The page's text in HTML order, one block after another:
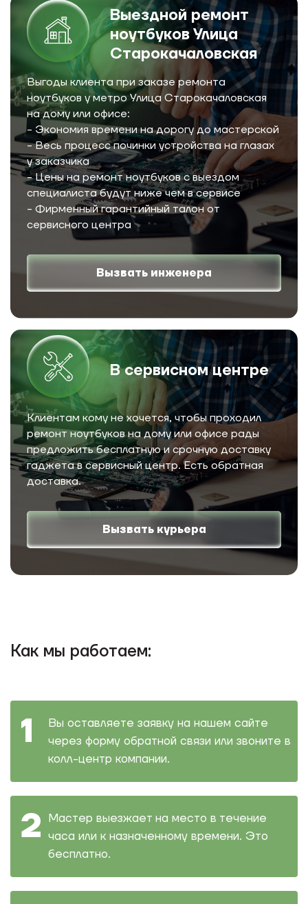
Выездной ремонт
ноутбуков Улица
Старокачаловская
Выгоды клиента при заказе ремонта
ноутбуков у метро Улица Старокачаловская
на дому или офисе:
- Экономия времени на дорогу до мастерской
- Весь процесс починки устройства на глазах
у заказчика
- Цены на ремонт ноутбуков с выездом
специалиста будут ниже чем в сервисе
- Фирменный гарантийный талон от
сервисного центра
Вызвать инженера
В сервисном центре
Клиентам кому не хочется, чтобы проходил
ремонт ноутбуков на дому или офисе рады
предложить бесплатную и срочную доставку
гаджета в сервисный центр. Есть обратная
доставка.
Вызвать курьера
Как мы работаем:
Вы оставляете заявку на нашем сайте
через форму обратной связи или звоните в
колл-центр компании.
Мастер выезжает на место в течение
часа или к назначенному времени. Это
бесплатно.